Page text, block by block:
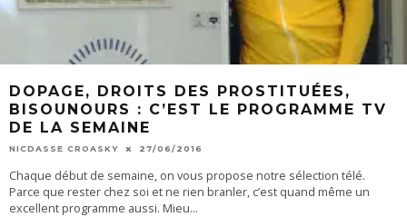
DOPAGE, DROITS DES PROSTITUÉES,
BISOUNOURS : C’EST LE PROGRAMME TV
DE LA SEMAINE
NICDASSE CROASKY 27/06/2016
Chaque début de semaine, on vous propose notre sélection télé.
Parce que rester chez soi et ne rien branler, c’est quand même un
excellent programme aussi. Mieu...